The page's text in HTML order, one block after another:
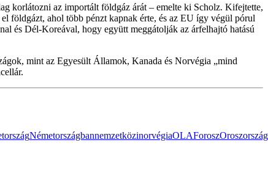
korlátozni az importált földgáz árát – emelte ki Scholz. Kifejtette,
földgázt, ahol több pénzt kapnak érte, és az EU így végül pórul
és Dél-Koreával, hogy együtt meggátolják az árfelhajtó hatású
mint az Egyesült Államok, Kanada és Norvégia „mind
NémetországbannemzetközinorvégiaOLAForoszOroszország